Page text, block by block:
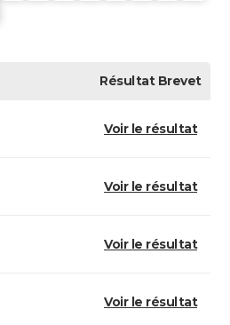
RésultatBrevet
Voir le résultat
Voir le résultat
Voir le résultat
Voir le résultat